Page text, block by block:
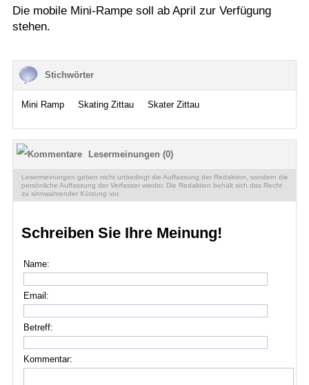
Die mobile Mini-Rampe soll ab April zur Verfügung
stehen.
Stichwörter
Mini Ramp Skating Zittau Skater Zittau
Lesermeinungen (0)
Lesermeinungen geben nicht unbedingt die Auffassung der Redaktion, sondern die
persönliche Auffassung der Verfasser wieder. Die Redaktion behält sich das Recht
zu sinnwahrender Kürzung vor.
Schreiben Sie Ihre Meinung!
Name:
Email:
Betreff:
Kommentar: